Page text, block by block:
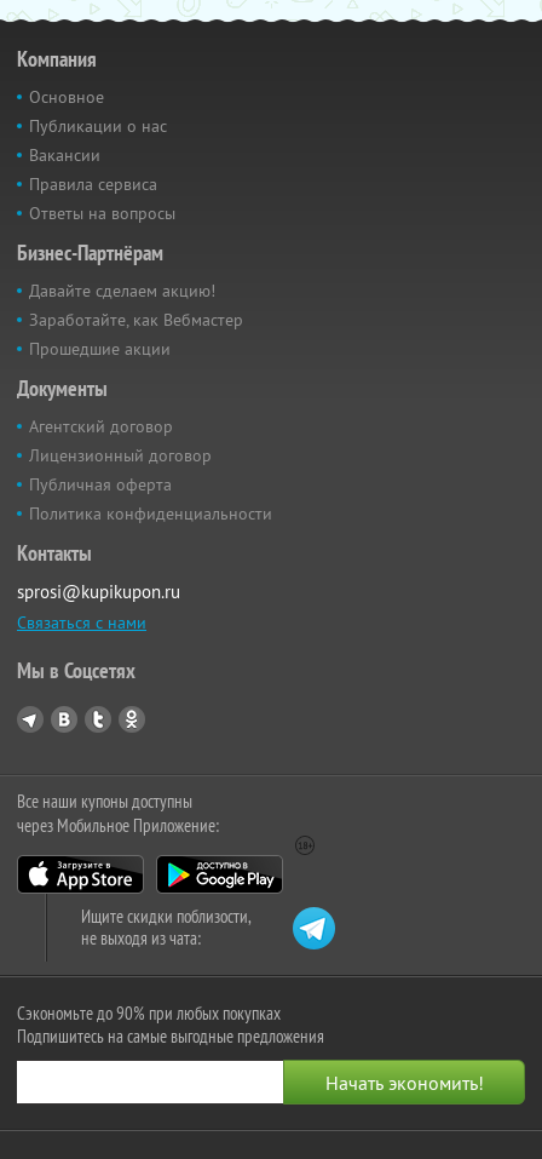
Компания
Основное
Публикации о нас
Вакансии
Правила сервиса
Ответы на вопросы
Бизнес-Партнёрам
Давайте сделаем акцию!
Заработайте, как Вебмастер
Прошедшие акции
Документы
Агентский договор
Лицензионный договор
Публичная оферта
Политика конфиденциальности
Контакты
sprosi@kupikupon.ru
Связаться с нами
Мы в Соцсетях
Все наши купоны доступны
через Мобильное Приложение:
Ищите скидки поблизости,
не выходя из чата:
Сэкономьте до 90% при любых покупках
Подпишитесь на самые выгодные предложения